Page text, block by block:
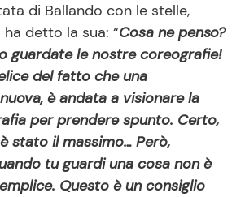
di Ballando con le stelle,
detto la sua: “Cosa ne penso?
guardate le nostre coreografie!
del fatto che una
è andata a visionare la
per prendere spunto. Certo,
stato il massimo… Però,
tu guardi una cosa non è
Questo è un consiglio